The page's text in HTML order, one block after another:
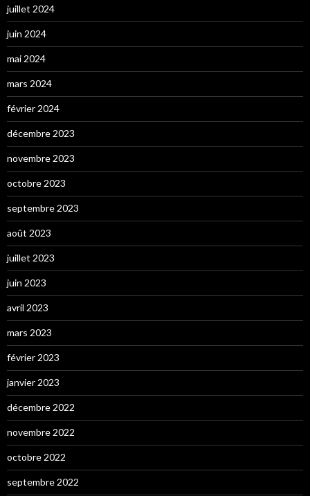
juillet 2024
juin 2024
mai 2024
mars 2024
février 2024
décembre 2023
novembre 2023
octobre 2023
septembre 2023
août 2023
juillet 2023
juin 2023
avril 2023
mars 2023
février 2023
janvier 2023
décembre 2022
novembre 2022
octobre 2022
septembre 2022